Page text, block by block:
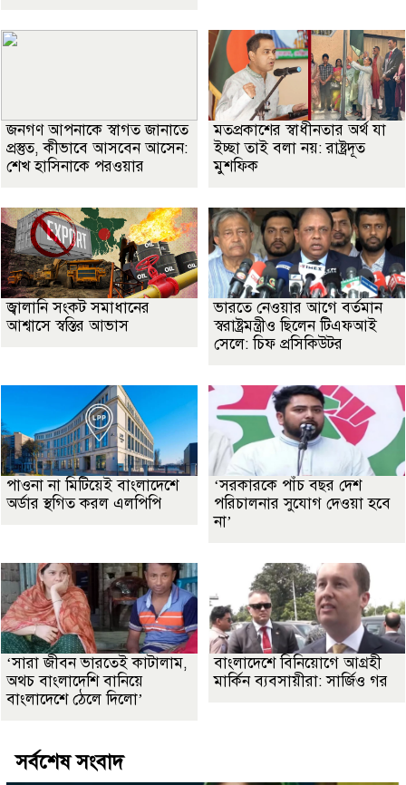
জনগণ আপনাকে স্বাগত জানাতে
প্রস্তুত, কীভাবে আসবেন আসেন:
শেখ হাসিনাকে পরওয়ার
মতপ্রকাশের স্বাধীনতার অর্থ যা
ইচ্ছা তাই বলা নয়: রাষ্ট্রদূত
মুশফিক
জ্বালানি সংকট সমাধানের
আশ্বাসে স্বস্তির আভাস
ভারতে নেওয়ার আগে বর্তমান
স্বরাষ্ট্রমন্ত্রীও ছিলেন টিএফআই
সেলে: চিফ প্রসিকিউটর
পাওনা না মিটিয়েই বাংলাদেশে
অর্ডার স্থগিত করল এলপিপি
‘সরকারকে পাঁচ বছর দেশ
পরিচালনার সুযোগ দেওয়া হবে
না’
‘সারা জীবন ভারতেই কাটালাম,
অথচ বাংলাদেশি বানিয়ে
বাংলাদেশে ঠেলে দিলো’
বাংলাদেশে বিনিয়োগে আগ্রহী
মার্কিন ব্যবসায়ীরা: সার্জিও গর
সর্বশেষ সংবাদ